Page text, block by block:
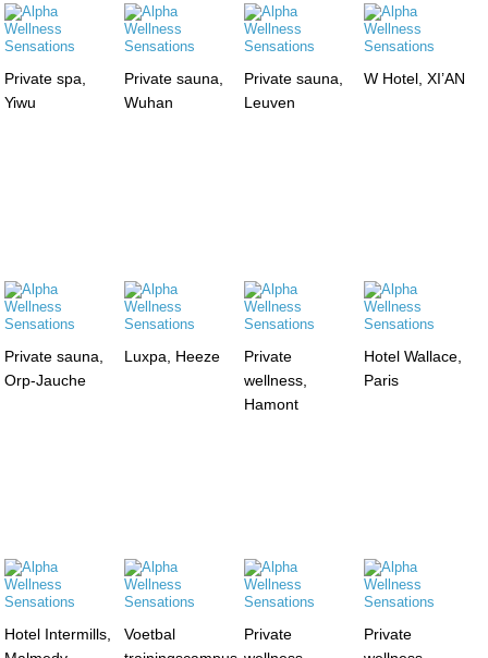
Private spa,
Yiwu
Private sauna,
Wuhan
Private sauna,
Leuven
W Hotel, XI’AN
Private sauna,
Orp-Jauche
Luxpa, Heeze
Private
wellness,
Hamont
Hotel Wallace,
Paris
Hotel Intermills,
Voetbal
Private
Private